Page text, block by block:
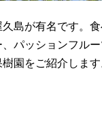
島が有名です。
パッションフル
園をご紹介します